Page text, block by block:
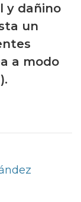
y dañino
un
a modo